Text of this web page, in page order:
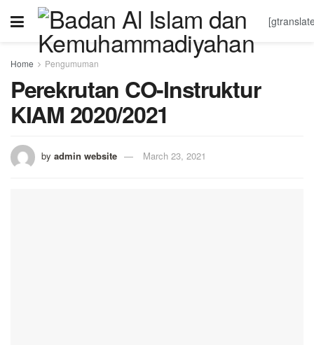
Home Pengumuman
Perekrutan CO-Instruktur
KIAM 2020/2021
by admin website March 23, 2021